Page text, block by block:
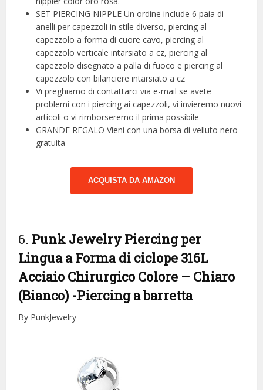
SET PIERCING NIPPLE Un ordine include 6 paia di
anelli per capezzoli in stile diverso, piercing al
capezzolo a forma di cuore cavo, piercing al
capezzolo verticale intarsiato a cz, piercing al
capezzolo disegnato a palla di fuoco e piercing al
capezzolo con bilanciere intarsiato a cz
Vi preghiamo di contattarci via e-mail se avete
problemi con i piercing ai capezzoli, vi invieremo nuovi
articoli o vi rimborseremo il prima possibile
GRANDE REGALO Vieni con una borsa di velluto nero
gratuita
ACQUISTA DA AMAZON
6. Punk Jewelry Piercing per
Lingua a Forma di ciclope 316L
Acciaio Chirurgico Colore – Chiaro
(Bianco) -Piercing a barretta
By PunkJewelry